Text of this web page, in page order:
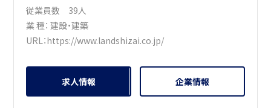
従業員数 39人
業 種：建設・建築
URL：https://www.landshizai.co.jp/
求人情報 企業情報